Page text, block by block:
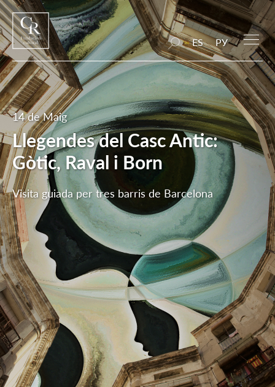
ES РУ
14 de Maig
Llegendes del Casc Antic:
Gòtic, Raval i Born
Visita guiada per tres barris de Barcelona